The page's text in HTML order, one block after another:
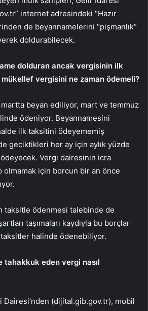
internet adresindeki “Hazır
de beyannamelerini “pişmanlık”
doldurabilecek.
dolduran ancak vergisinin ilk
vergisini ne zaman ödemeli?
beyan ediliyor, mart ve temmuz
ödeniyor. Beyannamesini
ilk taksitini ödeyememiş
geciktikleri her ay için aylık yüzde
Vergi dairesinin icra
olmamak için borcun bir an önce
taksitle ödenmesi talebinde de
taşımaları kaydıyla bu borçlar
halinde ödenebiliyor.
tahakkuk eden vergi nasıl
Dairesi’nden (dijital.gib.gov.tr), mobil